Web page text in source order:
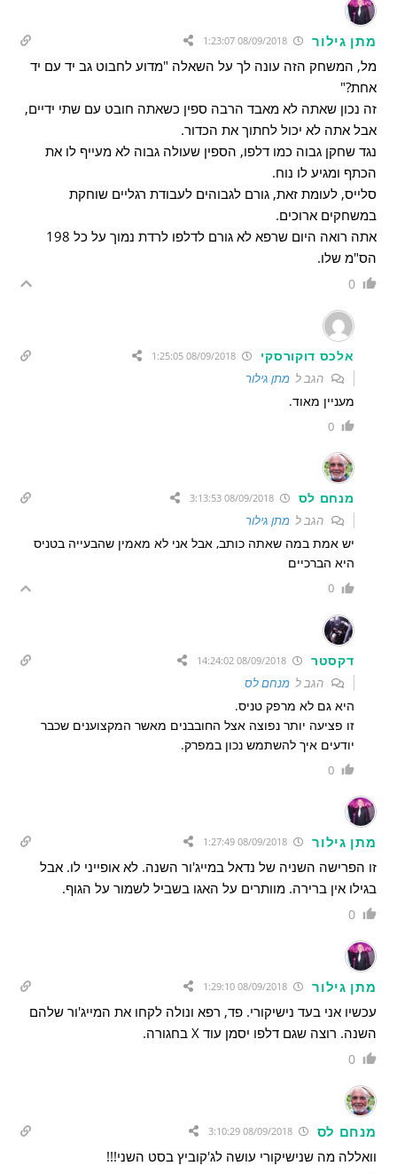
מתן גילור
מל, המשחק הזה עונה לך על השאלה "מדוע לחבוט גב יד עם יד
אחת?"
זה נכון שאתה לא מאבד הרבה ספין כשאתה חובט עם שתי ידיים,
אבל אתה לא יכול לחתוך את הכדור.
נגד שחקן גבוה כמו דלפו, הספין שעולה גבוה לא מעייף לו את
הכתף ומגיע לו נוח.
סלייס, לעומת זאת, גורם לגבוהים לעבודת רגליים שוחקת
במשחקים ארוכים.
אתה רואה היום שרפא לא גורם לדלפו לרדת נמוך על כל 198
הס"מ שלו.
0
אלכס דוקורסקי
הגב למתן גילור
מעניין מאוד.
0
מנחם לס 08/09/2018 3:13:53
הגב למתן גילור
יש אמת במה שאתה כותב, אבל אני לא מאמין שהבעייה בטניס
היא הברכיים
0
דקסטר
הגב למנחם לס
היא גם לא מרפק טניס.
זו פציעה יותר נפוצה אצל החובבנים מאשר המקצוענים שכבר
יודעים איך להשתמש נכון במפרק.
0
מתן גילור
זו הפרישה השניה של נדאל במייג'ור השנה. לא אופייני לו. אבל
בגילו אין ברירה. מוותרים על האגו בשביל לשמור על הגוף.
0
מתן גילור
עכשיו אני בעד נישיקורי. פד, רפא ונולה לקחו את המייג'ור שלהם
השנה. רוצה שגם דלפו יסמן עוד X בחגורה.
0
מנחם לס 08/09/2018 3:10:29
וואללה מה שנישיקורי עושה לג'קוביץ בסט השני!!!